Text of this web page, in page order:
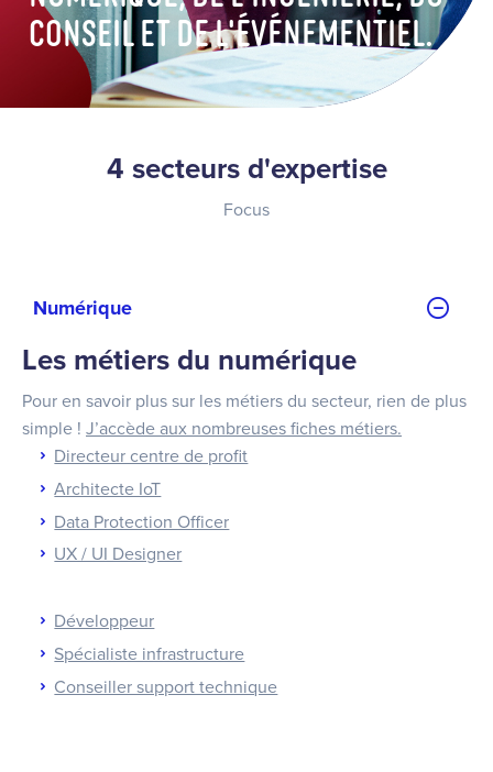
conseil et de l'événementiel.
4 secteurs d'expertise
Focus
Numérique
Les métiers du numérique
Pour en savoir plus sur les métiers du secteur, rien de plus
simple ! J’accède aux nombreuses fiches métiers.
Directeur centre de profit
Architecte IoT
Data Protection Officer
UX / UI Designer
Développeur
Spécialiste infrastructure
Conseiller support technique